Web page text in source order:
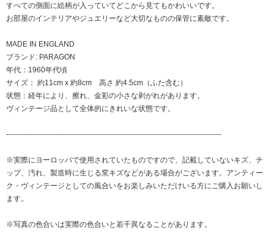
すべての側面に絵柄が入っていてどこから見てもかわいいです。
お部屋のインテリアやジュエリーなど大切なものの保管に素敵です。
MADE IN ENGLAND
ブランド: PARAGON
年代：1960年代頃
サイズ： 約11cm x 約8cm 高さ 約4.5cm（ふた含む）
状態：経年により、擦れ、金彩の小さな剥がれがあります。
ヴィンテージ品として全体的にきれいな状態です。
----------------------------------------------------------------------------------------
※実際にヨーロッパで使用されていたものですので、記載していないキズ、チ
ップ、汚れ、製造時に生じる窯キズなどがある場合がございます。アンティー
ク・ヴィンテージとしての風合いをお楽しみいただけいる方にご購入お願いし
ます。
※写真の色合いは実際の色合いと若干異なることがあります。